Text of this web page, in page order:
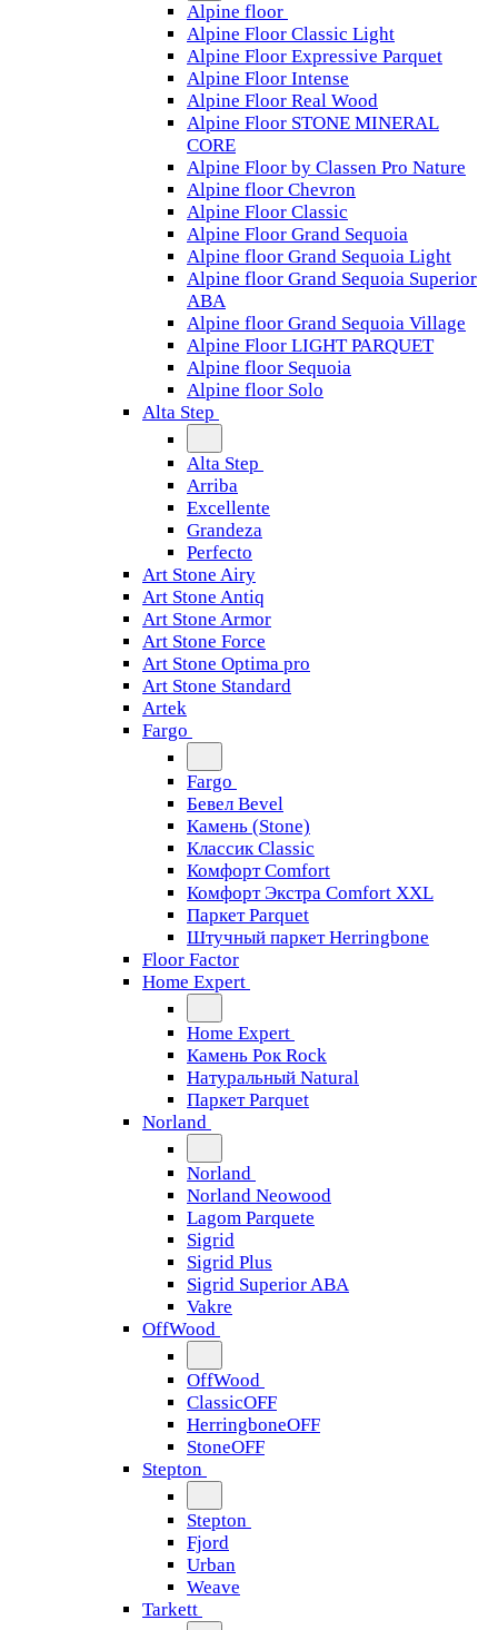
Alpine floor
Alpine Floor Classic Light
Alpine Floor Expressive Parquet
Alpine Floor Intense
Alpine Floor Real Wood
Alpine Floor STONE MINERAL
CORE
Alpine Floor by Classen Pro Nature
Alpine floor Chevron
Alpine Floor Classic
Alpine Floor Grand Sequoia
Alpine floor Grand Sequoia Light
Alpine floor Grand Sequoia Superior
ABA
Alpine floor Grand Sequoia Village
Alpine Floor LIGHT PARQUET
Alpine floor Sequoia
Alpine floor Solo
Alta Step
Alta Step
Arriba
Excellente
Grandeza
Perfecto
Art Stone Airy
Art Stone Antiq
Art Stone Armor
Art Stone Force
Art Stone Optima pro
Art Stone Standard
Artek
Fargo
Fargo
Бевел Bevel
Камень (Stone)
Классик Classic
Комфорт Comfort
Комфорт Экстра Comfort XXL
Паркет Parquet
Штучный паркет Herringbone
Floor Factor
Home Expert
Home Expert
Камень Рок Rock
Натуральный Natural
Паркет Parquet
Norland
Norland
Norland Neowood
Lagom Parquete
Sigrid
Sigrid Plus
Sigrid Superior ABA
Vakre
OffWood
OffWood
ClassicOFF
HerringboneOFF
StoneOFF
Stepton
Stepton
Fjord
Urban
Weave
Tarkett